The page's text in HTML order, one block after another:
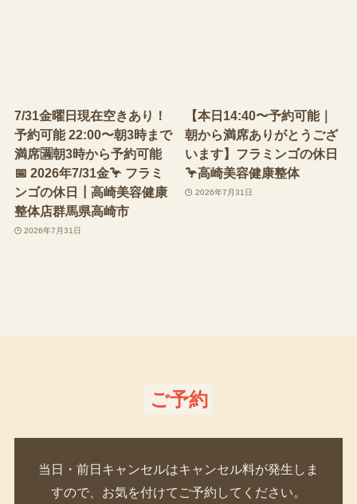
7/31金曜日現在空きあり！
予約可能 22:00〜朝3時まで
満席🈵朝3時から予約可能
📅 2026年7/31金🦩 フラミ
ンゴの休日┃高崎美容健康
整体店群馬県高崎市
2026年7月31日
【本日14:40〜予約可能｜
朝から満席ありがとうござ
います】フラミンゴの休日
🦩高崎美容健康整体
2026年7月31日
ご予約
当日・前日キャンセルはキャンセル料が発生しま
すので、お気を付けてご予約してください。